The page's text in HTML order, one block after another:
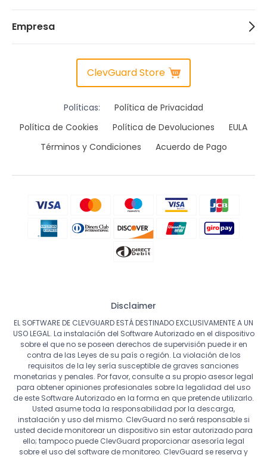
Empresa
ClevGuard Store
Políticas:
Política de Privacidad
Política de Cookies
Política de Devoluciones
EULA
Términos y Condiciones
Acuerdo de Pago
Disclaimer
EL SOFTWARE DE CLEVGUARD ESTÁ DESTINADO EXCLUSIVAMENTE A UN
USO LEGAL. La instalación del Software Autorizado en el dispositivo
sobre el que no se poseen derechos de supervisión puede ir en
contra de las Leyes de su país o región. La violación de los
requisitos de la ley sería susceptible de graves sanciones
monetarias y penales. Por favor, consulte a su propio asesor legal
para obtener opiniones profesionales sobre la legalidad del uso
de este Software Autorizado en la forma en que pretende utilizarlo.
Usted asume toda la responsabilidad por la descarga,
instalación y uso del mismo. ClevGuard no será responsable si
usted decide monitorear un dispositivo sin estar autorizado para
ello; tampoco puede ClevGuard proporcionar asesoría legal
sobre el uso del software de monitoreo. ClevGuard se reserva y